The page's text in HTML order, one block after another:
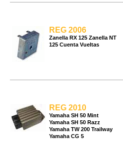
REG 2006
Zanella RX 125 Zanella NT
125 Cuenta Vueltas
REG 2010
Yamaha SH 50 Mint
Yamaha SH 50 Razz
Yamaha TW 200 Trailway
Yamaha CG 5